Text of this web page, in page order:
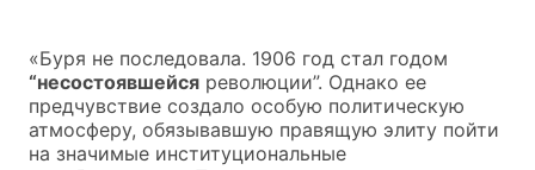
«Буря не последовала. 1906 год стал годом
“несостоявшейся революции”. Однако ее
предчувствие создало особую политическую
атмосферу, обязывавшую правящую элиту пойти
на значимые институциональные